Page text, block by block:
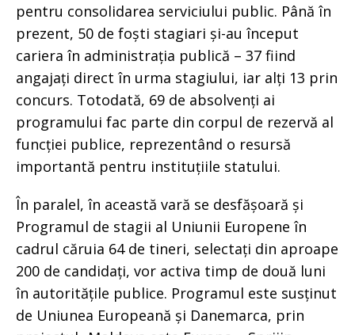
pentru consolidarea serviciului public. Până în
prezent, 50 de foști stagiari și-au început
cariera în administrația publică – 37 fiind
angajați direct în urma stagiului, iar alți 13 prin
concurs. Totodată, 69 de absolvenți ai
programului fac parte din corpul de rezervă al
funcției publice, reprezentând o resursă
importantă pentru instituțiile statului.
În paralel, în această vară se desfășoară și
Programul de stagii al Uniunii Europene în
cadrul căruia 64 de tineri, selectați din aproape
200 de candidați, vor activa timp de două luni
în autoritățile publice. Programul este susținut
de Uniunea Europeană și Danemarca, prin